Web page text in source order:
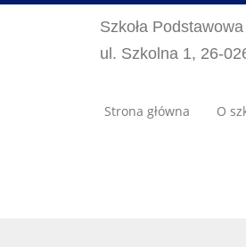
Szkoła
ul. Szkolna 1, 26-
Strona główna O